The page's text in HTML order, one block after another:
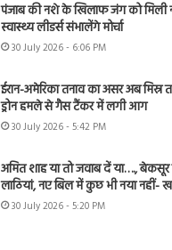
पंजाब की नशे के खिलाफ जंग को मिली
स्वास्थ्य लीडर्स संभालेंगे मोर्चा
30 July 2026 - 6:06 PM
ईरान-अमेरिका तनाव का असर अब मिस्र
ड्रोन हमले से गैस टैंकर में लगी आग
30 July 2026 - 5:42 PM
अमित शाह या तो जवाब दें या…., बेकसूर
लाठियां, नए बिल में कुछ भी नया नहीं-
30 July 2026 - 5:20 PM